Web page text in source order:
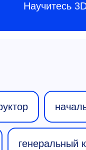
Научитесь
генеральный